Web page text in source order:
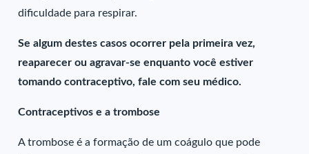
dificuldade para respirar.
Se algum destes casos ocorrer pela primeira vez,
reaparecer ou agravar-se enquanto você estiver
tomando contraceptivo, fale com seu médico.
Contraceptivos e a trombose
A trombose é a formação de um coágulo que pode